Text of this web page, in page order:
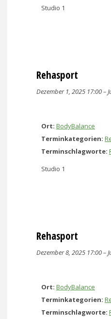
Studio 1
Rehasport
Dezember 1, 2025 17:00–
Ort: BodyBalance
Terminkategorien:
Terminschlagworte:
Studio 1
Rehasport
Dezember 8, 2025 17:00–
Ort: BodyBalance
Terminkategorien:
Terminschlagworte: